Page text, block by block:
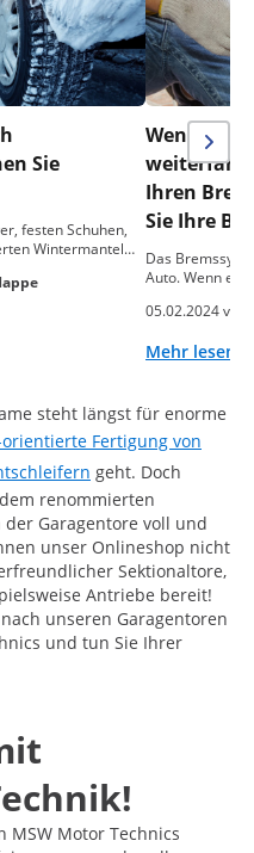
Sie
festen Schuhen,
Wintermantel…
Wenn alle
Ihren
Sie Ihre
Das
Auto. Wenn es
05.02.2024 von
Mehr lesen
steht längst für enorme
orientierte Fertigung von
geht. Doch
renommierten
Garagentore voll und
unser Onlineshop nicht
Sektionaltore,
Antriebe bereit!
unseren Garagentoren
und tun Sie Ihrer
MSW Motor Technics